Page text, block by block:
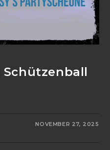
NOVEMBER 27, 2025